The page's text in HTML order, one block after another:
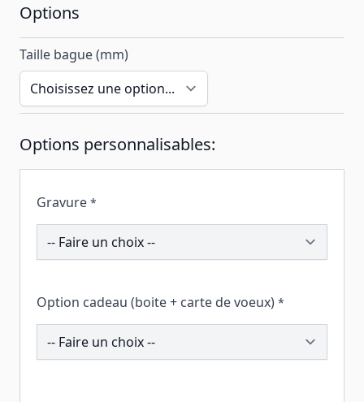
Options
Taille bague (mm)
Options personnalisables:
Gravure *
193919
Option cadeau (boite + carte de voeux) *
258289